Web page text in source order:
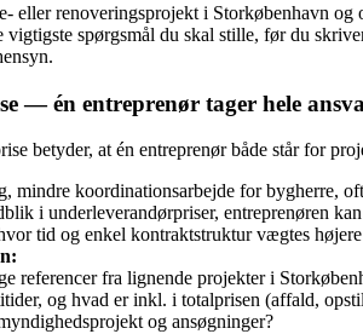
eller renoveringsprojekt i Storkøbenhavn
spørgsmål du skal stille, før du
— én entreprenør tager hele
betyder, at én entreprenør både står for
mindre koordinationsarbejde for bygherre,
i underleverandørpriser, entreprenøren
tid og enkel kontraktstruktur vægtes
referencer fra lignende projekter i
og hvad er inkl. i totalprisen (affald,
og ansøgninger?